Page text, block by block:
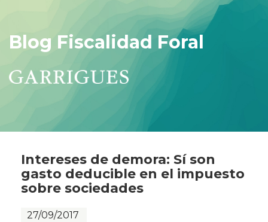
Blog Fiscalidad Foral
Intereses de demora: Sí son
gasto deducible en el impuesto
sobre sociedades
27/09/2017